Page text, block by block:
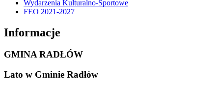
Wydarzenia Kulturalno-Sportowe
FEO 2021-2027
Informacje
GMINA RADŁÓW
Lato w Gminie Radłów